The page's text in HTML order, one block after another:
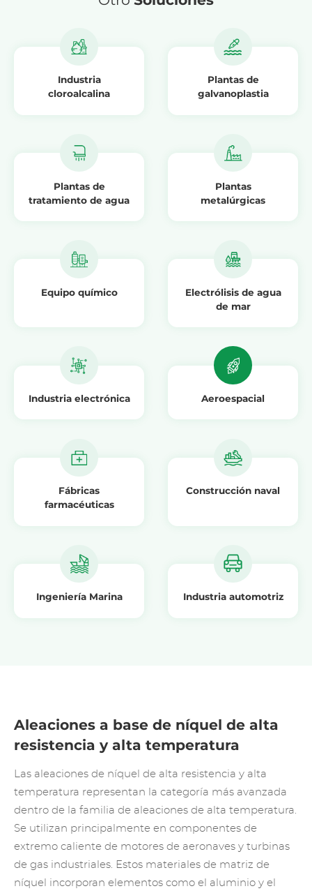
Industria
cloroalcalina
Plantas de
galvanoplastia
Plantas de
tratamiento de agua
Plantas
metalúrgicas
Equipo químico
Electrólisis de agua
de mar
Industria electrónica Aeroespacial
Fábricas
farmacéuticas
Construcción naval
Ingeniería Marina Industria automotriz
Aleaciones a base de níquel de alta
resistencia y alta temperatura
Las aleaciones de níquel de alta resistencia y alta
temperatura representan la categoría más avanzada
dentro de la familia de aleaciones de alta temperatura.
Se utilizan principalmente en componentes de
extremo caliente de motores de aeronaves y turbinas
de gas industriales. Estos materiales de matriz de
níquel incorporan elementos como el aluminio y el